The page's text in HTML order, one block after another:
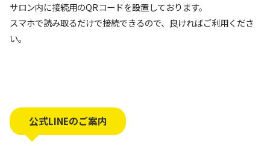
サロン内に接続用のQRコードを設置しております。
スマホで読み取るだけで接続できるので、良ければご利用くださ
い。
公式LINEのご案内